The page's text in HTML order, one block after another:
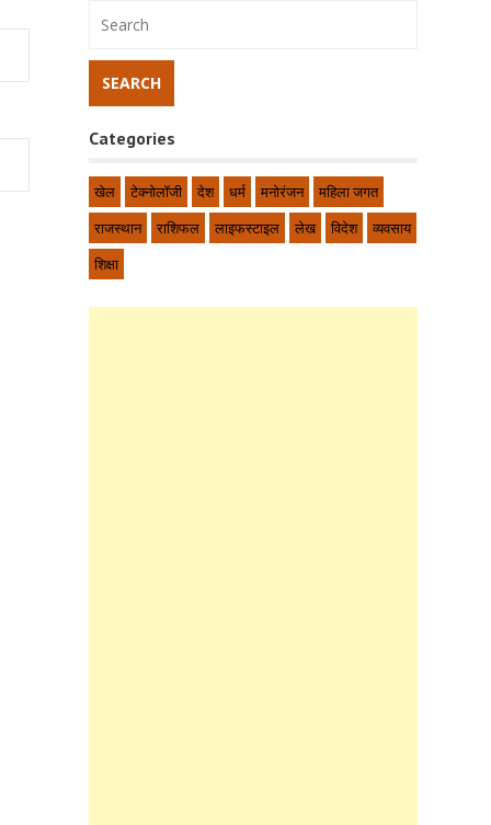
Categories
खेल टेक्नोलॉजी देश धर्म मनोरंजन
महिला जगत
राजस्थान
राशिफल लाइफस्टाइल लेख विदेश
व्यवसाय
शिक्षा